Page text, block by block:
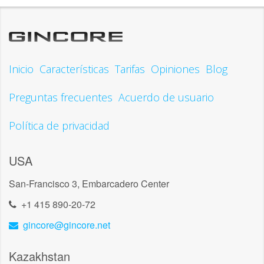
Inicio Características Tarifas Opiniones Blog
Preguntas frecuentes Acuerdo de usuario
Política de privacidad
USA
San-Francisco 3, Embarcadero Center
+1 415 890-20-72
gincore@gincore.net
Kazakhstan